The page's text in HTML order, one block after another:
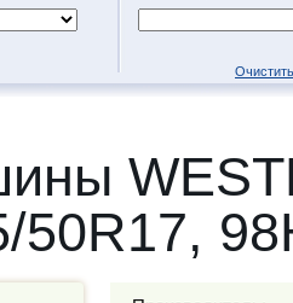
50R17,